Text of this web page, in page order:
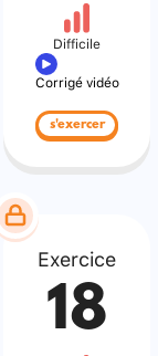
Difficile
Corrigé vidéo
s'exercer
Exercice
18